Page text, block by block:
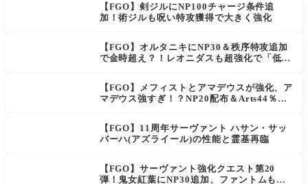
【FGO】剣ジルにNP100チャージ条件追
加！術ジルも呪い特攻獲得で大きく強化
【FGO】オルタニキにNP30＆秩序特攻追加
で金時超え？！レオニダスも超強化で「低レ
【FGO】メフィストとアマデウスが強化、ア
マデウス強すぎ！？NP20配布＆Arts44％強
【FGO】11周年サーヴァント ハサン・サッ
バーハ(アズライール)の性能と霊基再臨
【FGO】サーヴァント強化クエスト第20
弾！鬼女紅葉にNP30追加、ファントムも大